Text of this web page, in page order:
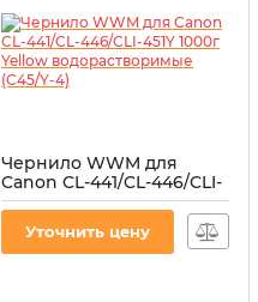
Чернило WWM для
Canon CL-441/CL-446/CLI-
451Y 1000г Yellow
(C45/Y-4)
Уточнить цену